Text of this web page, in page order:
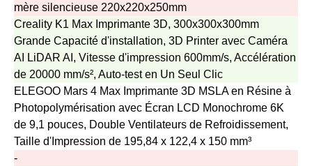
mère silencieuse 220x220x250mm
Creality K1 Max Imprimante 3D, 300x300x300mm
Grande Capacité d'installation, 3D Printer avec Caméra
AI LiDAR AI, Vitesse d'impression 600mm/s, Accélération
de 20000 mm/s², Auto-test en Un Seul Clic
ELEGOO Mars 4 Max Imprimante 3D MSLA en Résine à
Photopolymérisation avec Écran LCD Monochrome 6K
de 9,1 pouces, Double Ventilateurs de Refroidissement,
Taille d'Impression de 195,84 x 122,4 x 150 mm³
-